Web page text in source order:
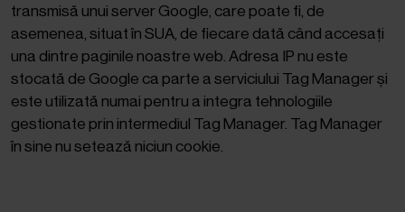
transmisă unui server Google, care poate fi, de
asemenea, situat în SUA, de fiecare dată când accesați
una dintre paginile noastre web. Adresa IP nu este
stocată de Google ca parte a serviciului Tag Manager și
este utilizată numai pentru a integra tehnologiile
gestionate prin intermediul Tag Manager. Tag Manager
în sine nu setează niciun cookie.